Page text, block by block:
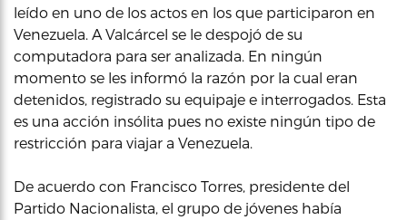
leído en uno de los actos en los que participaron en
Venezuela. A Valcárcel se le despojó de su
computadora para ser analizada. En ningún
momento se les informó la razón por la cual eran
detenidos, registrado su equipaje e interrogados. Esta
es una acción insólita pues no existe ningún tipo de
restricción para viajar a Venezuela.
De acuerdo con Francisco Torres, presidente del
Partido Nacionalista, el grupo de jóvenes había